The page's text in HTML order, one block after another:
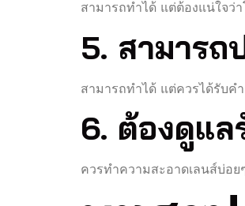
สามารถทำได้ แต่ต้องแน่ใจว่
5. สามารถ
สามารถทำได้ แต่ควรได้รับค
6. ต้องดูแล
ควรทำความสะอาดเลนส์บ่อ